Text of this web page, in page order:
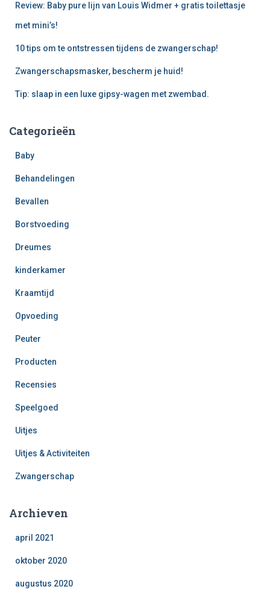
Review: Baby pure lijn van Louis Widmer + gratis toilettasje
met mini’s!
10 tips om te ontstressen tijdens de zwangerschap!
Zwangerschapsmasker, bescherm je huid!
Tip: slaap in een luxe gipsy-wagen met zwembad.
Categorieën
Baby
Behandelingen
Bevallen
Borstvoeding
Dreumes
kinderkamer
Kraamtijd
Opvoeding
Peuter
Producten
Recensies
Speelgoed
Uitjes
Uitjes & Activiteiten
Zwangerschap
Archieven
april 2021
oktober 2020
augustus 2020